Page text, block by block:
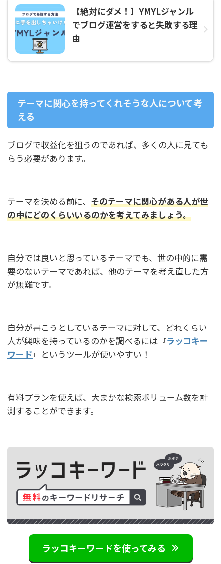
【絶対にダメ！】YMYLジャンル
でブログ運営をすると失敗する理
由
テーマに関心を持ってくれそうな人について考
える
ブログで収益化を狙うのであれば、多くの人に見ても
らう必要があります。
テーマを決める前に、 そのテーマに関心がある人が世
の中にどのくらいいるのかを考えてみましょう。
自分では良いと思っているテーマでも、世の中的に需
要のないテーマであれば、他のテーマを考え直した方
が無難です。
自分が書こうとしているテーマに対して、どれくらい
人が興味を持っているのかを調べるには 『ラッコキー
ワード』 というツールが使いやすい！
有料プランを使えば、大まかな検索ボリューム数を計
測することができます。
ラッコキーワードを使ってみる